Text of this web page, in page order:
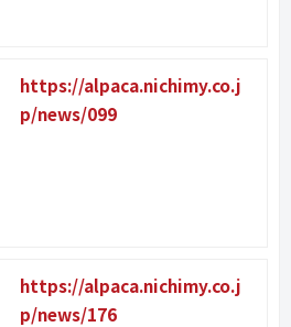
https://alpaca.nichimy.co.j
p/news/099
https://alpaca.nichimy.co.j
p/news/176